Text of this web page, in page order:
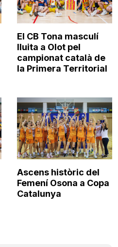
El CB Tona masculí
lluita a Olot pel
campionat català de
la Primera Territorial
Ascens històric del
Femení Osona a Copa
Catalunya